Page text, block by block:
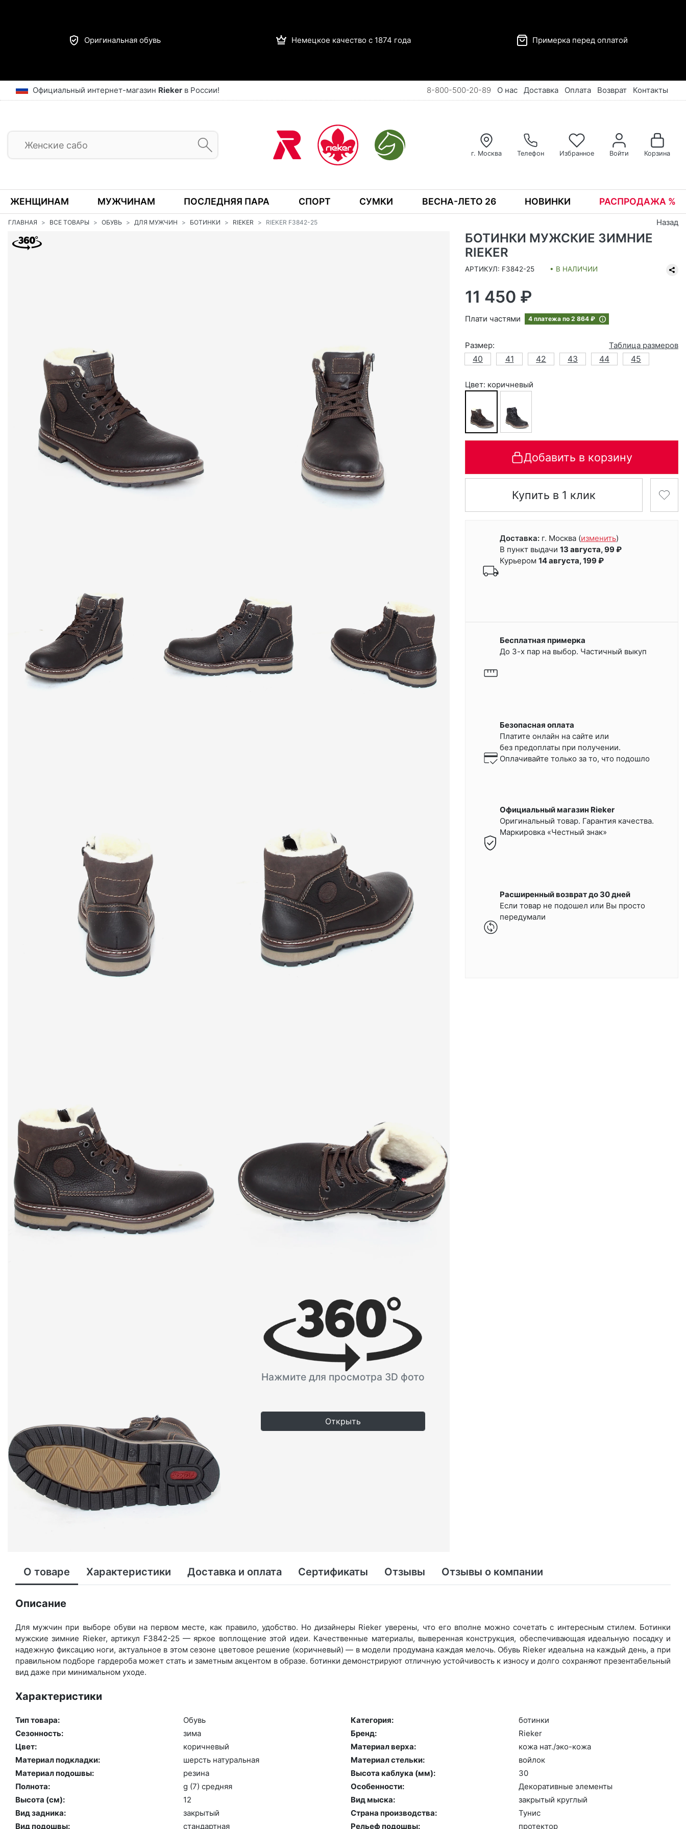
Оригинальная обувь Немецкое качество с 1874 года Примерка перед оплатой
Официальный интернет-магазин Rieker в России! 8-800-500-20-89 О нас Доставка Оплата Возврат Контакты
г. Москва Телефон Избранное Войти Корзина
ЖЕНЩИНАМ МУЖЧИНАМ ПОСЛЕДНЯЯ ПАРА СПОРТ СУМКИ ВЕСНА-ЛЕТО 26 НОВИНКИ РАСПРОДАЖА %
ГЛАВНАЯ ВСЕ ТОВАРЫ ОБУВЬ ДЛЯ МУЖЧИН БОТИНКИ RIEKER RIEKER F3842-25 Назад
Нажмите для просмотра 3D фото
Открыть
БОТИНКИ МУЖСКИЕ ЗИМНИЕ
RIEKER
АРТИКУЛ: F3842-25 • В НАЛИЧИИ
11 450 ₽
Плати частями 4 платежа по 2 864 ₽
Размер:
Таблица размеров
40
41 42 43 44 45
Цвет: коричневый
Добавить в корзину
Купить в 1 клик
Доставка: г. Москва (изменить)
В пункт выдачи 13 августа, 99 ₽
Курьером 14 августа, 199 ₽
Бесплатная примерка
До 3-х пар на выбор. Частичный выкуп
Безопасная оплата
Платите онлайн на сайте или
без предоплаты при получении.
Оплачивайте только за то, что подошло
Официальный магазин Rieker
Оригинальный товар. Гарантия качества.
Маркировка «Честный знак»
Расширенный возврат до 30 дней
Если товар не подошел или Вы просто
передумали
О товаре Характеристики Доставка и оплата Сертификаты Отзывы Отзывы о компании
Описание
Для мужчин при выборе обуви на первом месте, как правило, удобство. Но дизайнеры Rieker уверены, что его вполне можно сочетать с интересным стилем. Ботинки
мужские зимние Rieker, артикул F3842-25 — яркое воплощение этой идеи. Качественные материалы, выверенная конструкция, обеспечивающая идеальную посадку и
надежную фиксацию ноги, актуальное в этом сезоне цветовое решение (коричневый) — в модели продумана каждая мелочь. Обувь Rieker идеальна на каждый день, а при
правильном подборе гардероба может стать и заметным акцентом в образе. ботинки демонстрируют отличную устойчивость к износу и долго сохраняют презентабельный
вид даже при минимальном уходе.
Характеристики
Тип товара: Обувь Категория:
бо­тин­ки
Сезонность:
зи­ма Бренд:
Ri­eker
Цвет:
ко­рич­не­вый Материал верха:
ко­жа нат./эко-ко­жа
Материал подкладки:
шерсть на­тураль­ная Материал стельки:
вой­лок
Материал подошвы:
ре­зина Высота каблука (мм):
30
Полнота:
g (7) сред­няя Особенности:
Де­кора­тив­ные эле­мен­ты
Высота (cм):
12 Вид мыска:
зак­ры­тый круг­лый
Вид задника:
зак­ры­тый Страна производства:
Ту­нис
Вид подошвы:
стан­дарт­ная Рельеф подошвы: про­тек­тор